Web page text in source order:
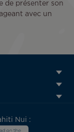
de présenter son
avec un
Nui :